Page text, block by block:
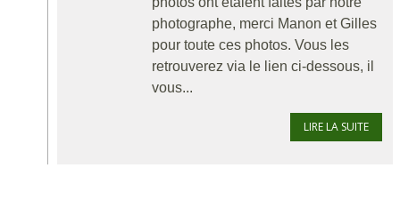
photographe, merci Manon et Gilles
pour toute ces photos. Vous les
retrouverez via le lien ci-dessous, il
vous...
LIRE LA SUITE